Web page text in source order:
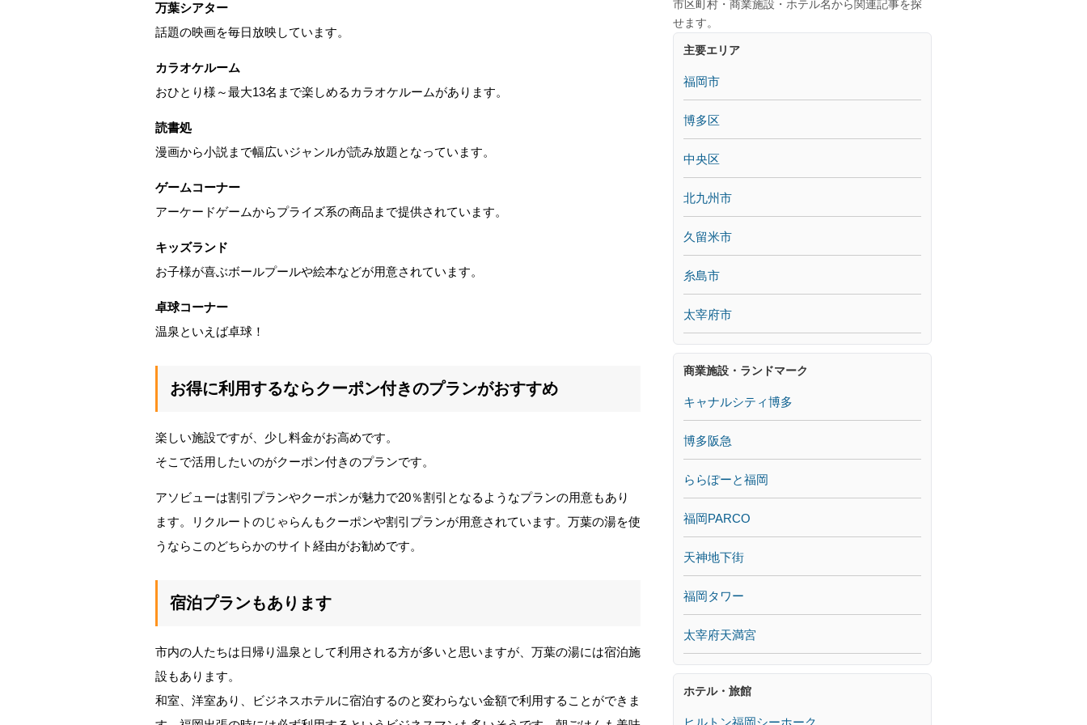
万葉シアター
話題の映画を毎日放映しています。
カラオケルーム
おひとり様～最大13名まで楽しめるカラオケルームがあります。
読書処
漫画から小説まで幅広いジャンルが読み放題となっています。
ゲームコーナー
アーケードゲームからプライズ系の商品まで提供されています。
キッズランド
お子様が喜ぶボールプールや絵本などが用意されています。
卓球コーナー
温泉といえば卓球！
お得に利用するならクーポン付きのプランがおすすめ
楽しい施設ですが、少し料金がお高めです。
そこで活用したいのがクーポン付きのプランです。
アソビューは割引プランやクーポンが魅力で20％割引となるようなプランの用意もあり
ます。リクルートのじゃらんもクーポンや割引プランが用意されています。万葉の湯を使
うならこのどちらかのサイト経由がお勧めです。
宿泊プランもあります
市内の人たちは日帰り温泉として利用される方が多いと思いますが、万葉の湯には宿泊施
設もあります。
和室、洋室あり、ビジネスホテルに宿泊するのと変わらない金額で利用することができま
市区町村・商業施設・ホテル名から関連記事を探
せます。
主要エリア
福岡市
博多区
中央区
北九州市
久留米市
糸島市
太宰府市
商業施設・ランドマーク
キャナルシティ博多
博多阪急
ららぽーと福岡
福岡PARCO
天神地下街
福岡タワー
太宰府天満宮
ホテル・旅館
ヒルトン福岡シーホーク